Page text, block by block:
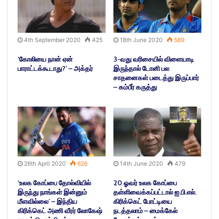
4th September 2020 425
‘கோலியை நான் ஏன்
பாராட்டக்கூடாது?’ – அக்தர்
18th June 2020 589
3-வது வரிசையில் விளையாடி
இருந்தால் டோனி பல
சாதனைகள் படைத்து இருப்பார்
– கம்பீர் கருத்து
26th April 2020 626
‘உலக கோப்பை தோல்வியில்
இருந்து நாங்கள் இன்னும்
மீளவில்லை’ – இந்திய
கிரிக்கெட் அணி வீரர் லோகேஷ்
14th June 2020 479
20 ஓவர் உலக கோப்பை
தள்ளிவைக்கப்பட்டால் ஐ.பி.எல்.
கிரிக்கெட் போட்டியை
நடத்தலாம் – மைக்கேல்